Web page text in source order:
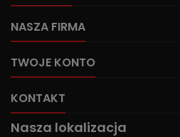
NASZA FIRMA
TWOJE KONTO
KONTAKT
Nasza lokalizacja